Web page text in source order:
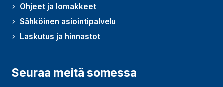
Ohjeet ja lomakkeet
Sähköinen asiointipalvelu
Laskutus ja hinnastot
Seuraa meitä somessa